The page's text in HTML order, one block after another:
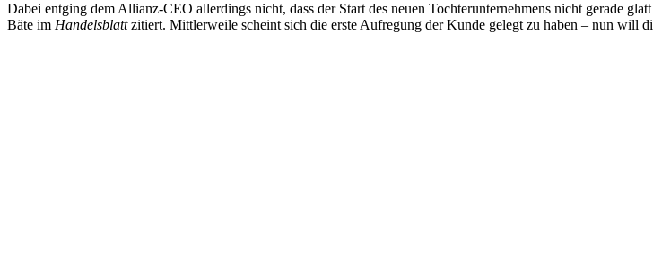
Dabei entging dem Allianz-CEO allerdings nicht, dass der Start des neuen Tochterunternehmens nicht gerade
Bäte im Handelsblattzitiert. Mittlerweile scheint sich die erste Aufregung der Kunde gelegt zu haben – nun will